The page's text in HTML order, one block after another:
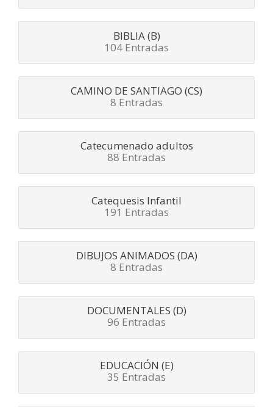
BIBLIA (B)
104 Entradas
CAMINO DE SANTIAGO (CS)
8 Entradas
Catecumenado adultos
88 Entradas
Catequesis Infantil
191 Entradas
DIBUJOS ANIMADOS (DA)
8 Entradas
DOCUMENTALES (D)
96 Entradas
EDUCACIÓN (E)
35 Entradas